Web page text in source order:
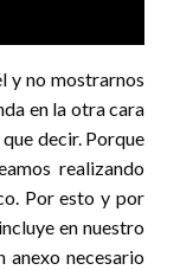
y no mostrarnos
en la otra cara
decir. Porque
realizando
Por esto y por
en nuestro
anexo necesario